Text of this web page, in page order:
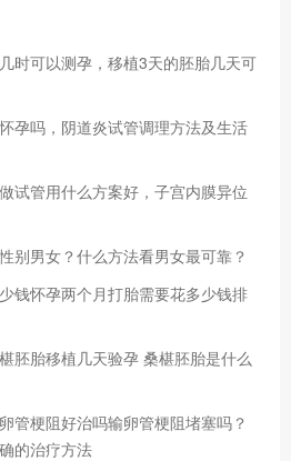
时可以测孕，移植3天的胚胎几天可
孕吗，阴道炎试管调理方法及生活
试管用什么方案好，子宫内膜异位
别男女？什么方法看男女最可靠？
钱怀孕两个月打胎需要花多少钱排
胚胎移植几天验孕 桑椹胚胎是什么
管梗阻好治吗输卵管梗阻堵塞吗？
的治疗方法